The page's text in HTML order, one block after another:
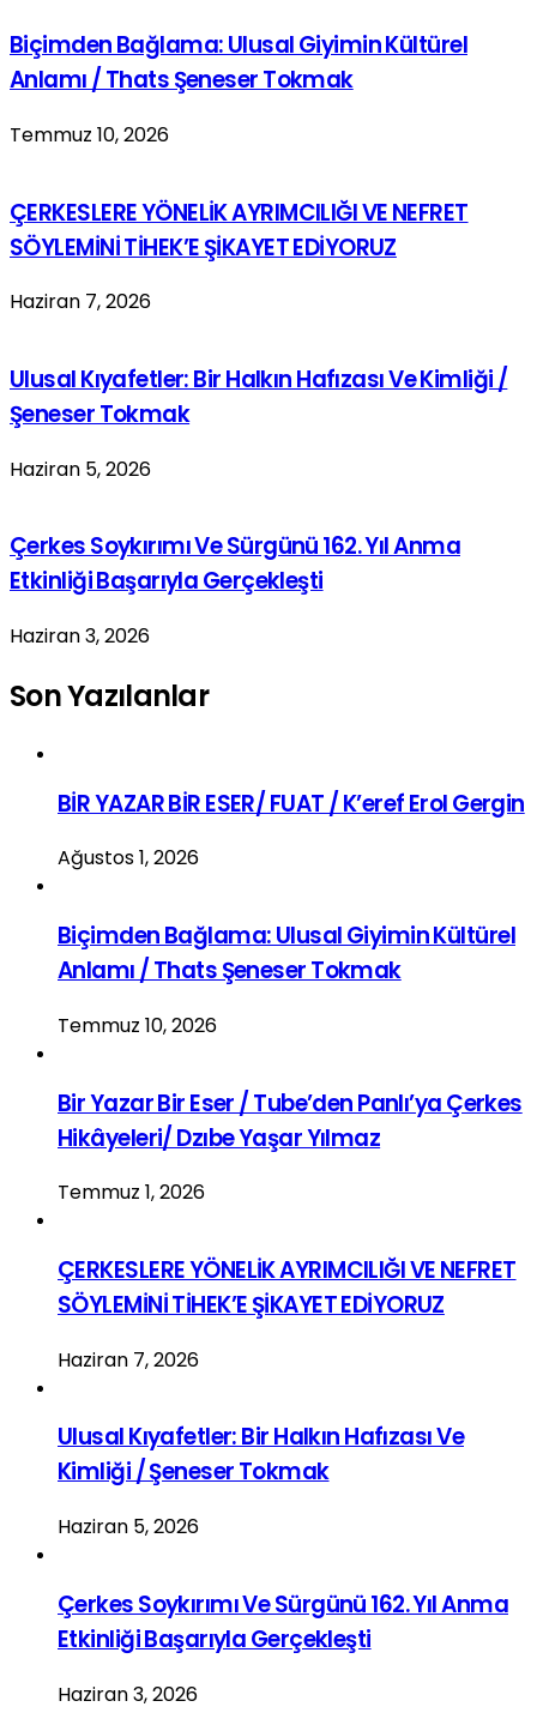
Biçimden Bağlama: Ulusal Giyimin Kültürel
Anlamı / Thats Şeneser Tokmak
Temmuz 10, 2026
ÇERKESLERE YÖNELİK AYRIMCILIĞI VE NEFRET
SÖYLEMİNİ TİHEK’E ŞİKAYET EDİYORUZ
Haziran 7, 2026
Ulusal Kıyafetler: Bir Halkın Hafızası Ve Kimliği /
Şeneser Tokmak
Haziran 5, 2026
Çerkes Soykırımı Ve Sürgünü 162. Yıl Anma
Etkinliği Başarıyla Gerçekleşti
Haziran 3, 2026
Son Yazılanlar
BİR YAZAR BİR ESER/ FUAT / K’eref Erol Gergin
Ağustos 1, 2026
Biçimden Bağlama: Ulusal Giyimin Kültürel
Anlamı / Thats Şeneser Tokmak
Temmuz 10, 2026
Bir Yazar Bir Eser / Tube’den Panlı’ya Çerkes
Hikâyeleri/ Dzıbe Yaşar Yılmaz
Temmuz 1, 2026
ÇERKESLERE YÖNELİK AYRIMCILIĞI VE NEFRET
SÖYLEMİNİ TİHEK’E ŞİKAYET EDİYORUZ
Haziran 7, 2026
Ulusal Kıyafetler: Bir Halkın Hafızası Ve
Kimliği / Şeneser Tokmak
Haziran 5, 2026
Çerkes Soykırımı Ve Sürgünü 162. Yıl Anma
Etkinliği Başarıyla Gerçekleşti
Haziran 3, 2026